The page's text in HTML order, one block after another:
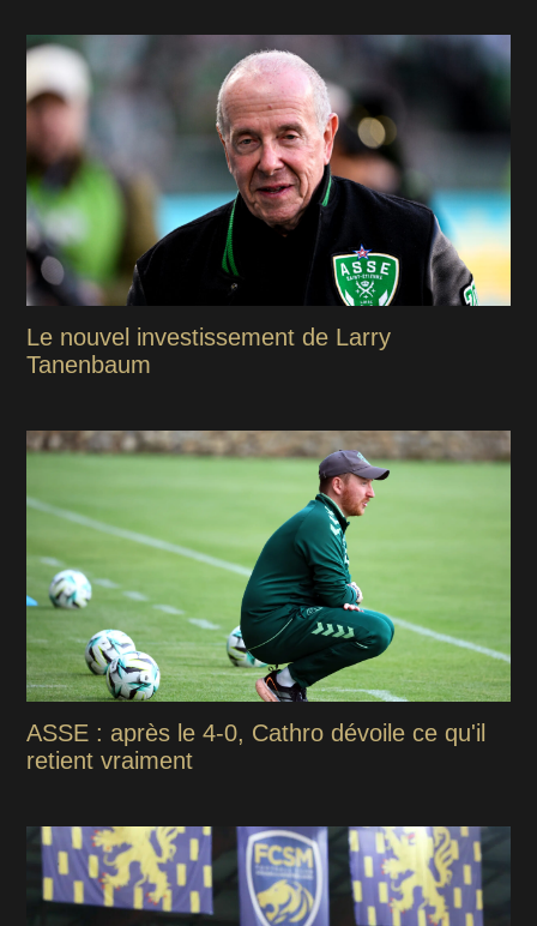
Le nouvel investissement de Larry
Tanenbaum
ASSE : après le 4-0, Cathro dévoile ce qu'il
retient vraiment